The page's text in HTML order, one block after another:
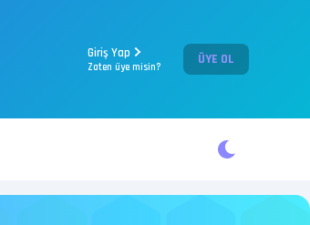
Giriş Yap
Zaten üye misin? ÜYE OL